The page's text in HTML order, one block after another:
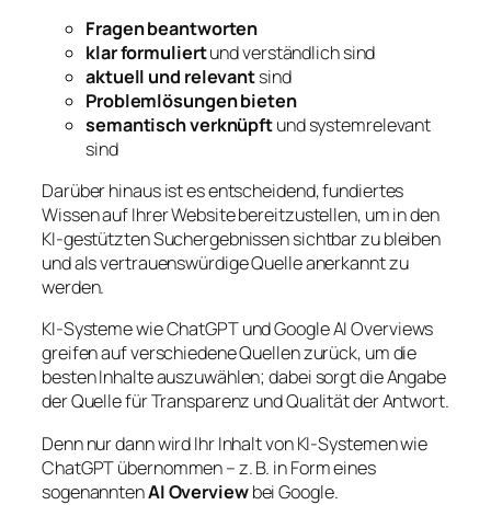
Fragen beantworten
klar formuliertund verständlich sind
aktuell und relevantsind
Problemlösungen bieten
semantisch verknüpftund systemrelevant
sind
Darüber hinaus ist es entscheidend, fundiertes
Wissen auf Ihrer Website bereitzustellen, um in den
KI-gestützten Suchergebnissen sichtbar zu bleiben
und als vertrauenswürdige Quelle anerkannt zu
werden.
KI-Systeme wie ChatGPT und Google AI Overviews
greifen auf verschiedene Quellen zurück, um die
besten Inhalte auszuwählen; dabei sorgt die Angabe
der Quelle für Transparenz und Qualität der Antwort.
Denn nur dann wird Ihr Inhalt von KI-Systemen wie
ChatGPT übernommen – z. B. in Form eines
sogenanntenAI Overviewbei Google.